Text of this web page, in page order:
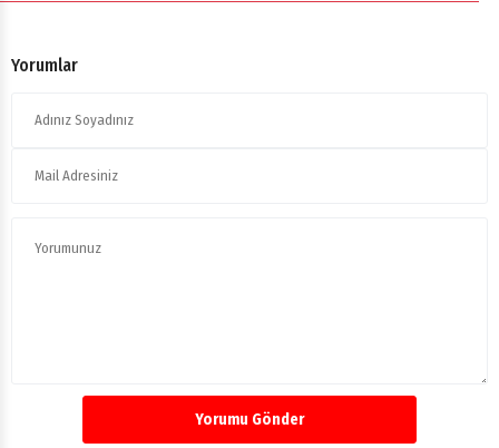
Yorumlar
Yorumu Gönder